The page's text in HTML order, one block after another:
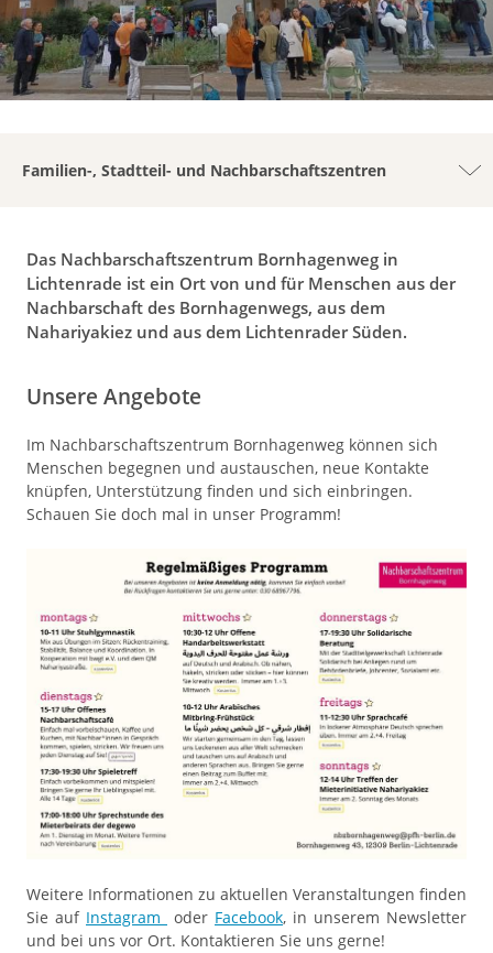
Familien-, Stadtteil- und Nachbarschaftszentren
Das Nachbarschaftszentrum Bornhagenweg in
Lichtenrade ist ein Ort von und für Menschen aus der
Nachbarschaft des Bornhagenwegs, aus dem
Nahariyakiez und aus dem Lichtenrader Süden.
Unsere Angebote
Im Nachbarschaftszentrum Bornhagenweg können sich
Menschen begegnen und austauschen, neue Kontakte
knüpfen, Unterstützung finden und sich einbringen.
Schauen Sie doch mal in unser Programm!
Weitere Informationen zu aktuellen Veranstaltungen finden
Sie auf Instagram oder Facebook, in unserem Newsletter
und bei uns vor Ort. Kontaktieren Sie uns gerne!